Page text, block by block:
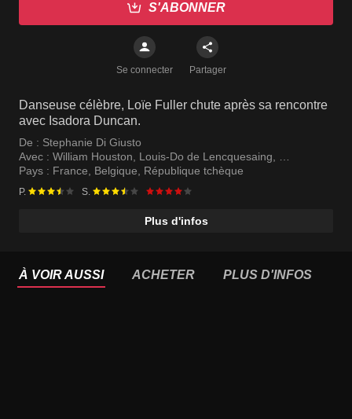
S'ABONNER
Se connecter Partager
Danseuse célèbre, Loïe Fuller chute après sa rencontre
avec Isadora Duncan.
De : Stephanie Di Giusto
Avec : William Houston, Louis-Do de Lencquesaing,
Lily-Rose Depp
Pays : France, Belgique, République tchèque
P. S.
Plus d'infos
À VOIR AUSSI ACHETER PLUS D'INFOS